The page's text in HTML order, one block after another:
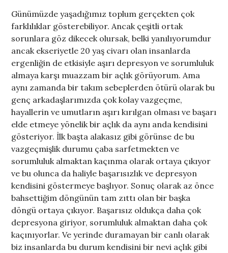
Günümüzde yaşadığımız toplum gerçekten çok
farklılıklar gösterebiliyor. Ancak çeşitli ortak
sorunlara göz dikecek olursak, belki yanılıyorumdur
ancak ekseriyetle 20 yaş civarı olan insanlarda
ergenliğin de etkisiyle aşırı depresyon ve sorumluluk
almaya karşı muazzam bir açlık görüyorum. Ama
aynı zamanda bir takım sebeplerden ötürü olarak bu
genç arkadaşlarımızda çok kolay vazgeçme,
hayallerin ve umutların aşırı kırılgan olması ve başarı
elde etmeye yönelik bir açlık da aynı anda kendisini
gösteriyor. İlk başta alakasız gibi görünse de bu
vazgeçmişlik durumu çaba sarfetmekten ve
sorumluluk almaktan kaçınma olarak ortaya çıkıyor
ve bu olunca da haliyle başarısızlık ve depresyon
kendisini göstermeye başlıyor. Sonuç olarak az önce
bahsettiğim döngünün tam zıttı olan bir başka
döngü ortaya çıkıyor. Başarısız oldukça daha çok
depresyona giriyor, sorumluluk almaktan daha çok
kaçınıyorlar. Ve yerinde duramayan bir canlı olarak
biz insanlarda bu durum kendisini bir nevi açlık gibi